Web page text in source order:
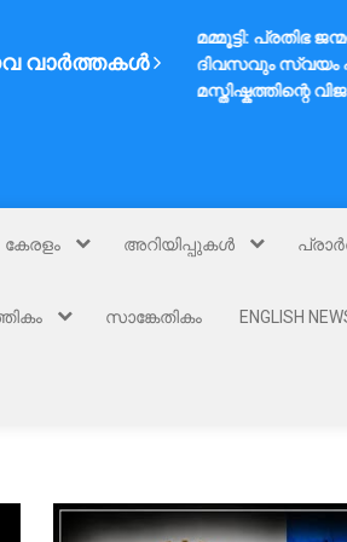
വാർത്തകൾ
മമ്മൂട്ടി: പ്രതിഭ
ദിവസവും സ്വയം
മസ്തിഷ്കത്തിന്റെ
കേരളം അറിയിപ്പുകൾ
സാങ്കേതികം ENGLISH